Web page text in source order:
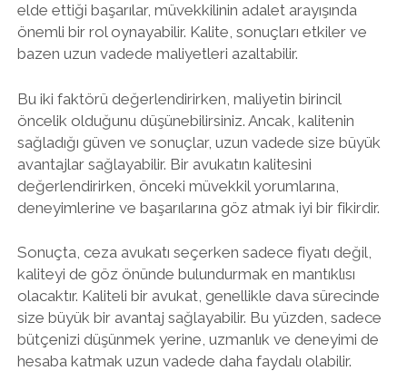
elde ettiği başarılar, müvekkilinin adalet arayışında
önemli bir rol oynayabilir. Kalite, sonuçları etkiler ve
bazen uzun vadede maliyetleri azaltabilir.
Bu iki faktörü değerlendirirken, maliyetin birincil
öncelik olduğunu düşünebilirsiniz. Ancak, kalitenin
sağladığı güven ve sonuçlar, uzun vadede size büyük
avantajlar sağlayabilir. Bir avukatın kalitesini
değerlendirirken, önceki müvekkil yorumlarına,
deneyimlerine ve başarılarına göz atmak iyi bir fikirdir.
Sonuçta, ceza avukatı seçerken sadece fiyatı değil,
kaliteyi de göz önünde bulundurmak en mantıklısı
olacaktır. Kaliteli bir avukat, genellikle dava sürecinde
size büyük bir avantaj sağlayabilir. Bu yüzden, sadece
bütçenizi düşünmek yerine, uzmanlık ve deneyimi de
hesaba katmak uzun vadede daha faydalı olabilir.